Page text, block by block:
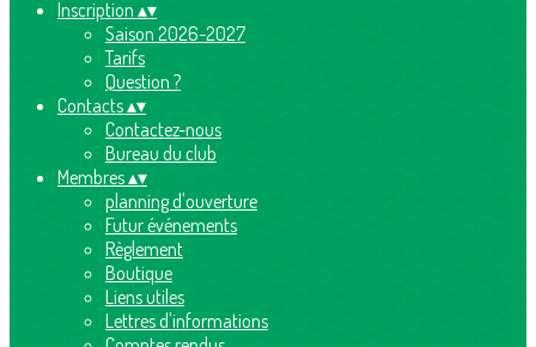
Inscription ▴▾
Saison 2026-2027
Tarifs
Question ?
Contacts▴▾
Contactez-nous
Bureau du club
Membres▴▾
planning d'ouverture
Futur événements
Règlement
Boutique
Liens utiles
Lettres d'informations